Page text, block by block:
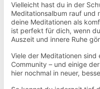
Vielleicht hast du in der
Meditationsalbum rauf und
deine Meditationen als
ist perfekt für dich, wenn
Auszeit und innere Ruhe
Viele der Meditationen
Community – und einige
hier nochmal in neuer,